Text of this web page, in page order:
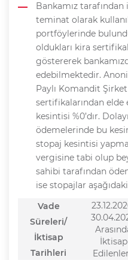
Bankamız
teminat olarak
portföylerinde
oldukları kira
göstererek
edebilmektedir.
Paylı Komandit
sertifikalarından elde
kesintisi %0’dır.
ödemelerinde bu
stopaj kesintisi
vergisine tabi olup
sahibi tarafından
ise stopajlar
Vade
Süreleri/
İktisap
Tarihleri
İktisap
Edilenler